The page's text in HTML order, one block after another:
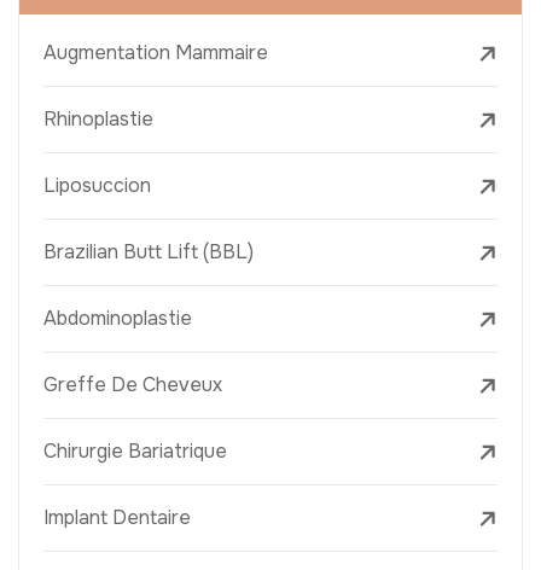
Augmentation Mammaire
Rhinoplastie
Liposuccion
Brazilian Butt Lift (BBL)
Abdominoplastie
Greffe De Cheveux
Chirurgie Bariatrique
Implant Dentaire